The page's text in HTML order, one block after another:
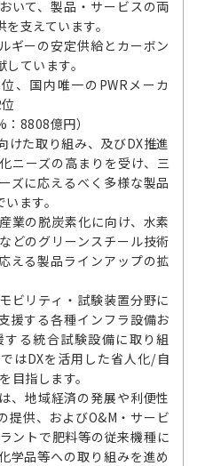
いて、製品・サービスの両
支えています。
ギーの安定供給とカーボン
ています。
、国内唯一のPWRメーカ
8808億円）
けた取り組み、及びDX推進
ニーズの高まりを受け、三
ズに応えるべく多様な製品
ます。
業の脱炭素化に向け、水素
どのグリーンスチール技術
える製品ラインアップの拡
ビリティ・試験装置分野に
援する各種インフラ設備お
る統合試験設備に取り組
はDXを活用した省人化/自
目指します。
、地域経済の発展や利便性
提供、およびO&M・サービ
ントで肥料等の従来機種に
学品等への取り組みを進め